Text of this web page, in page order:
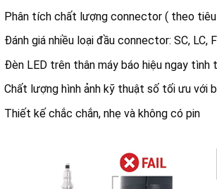
Phân tích chất lượng connector ( theo
Đánh giá nhiều loại đầu connector: SC,
Đèn LED trên thân máy báo hiệu ngay
Chất lượng hình ảnh kỹ thuật số tối ưu với
Thiết kế chắc chắn, nhẹ và không có pin